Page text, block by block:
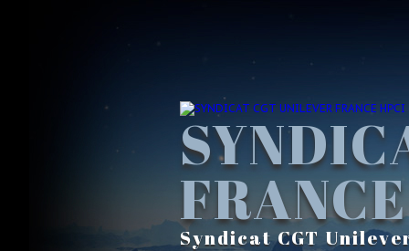
Syndicat CGT